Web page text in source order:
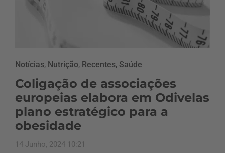
Notícias, Nutrição, Recentes, Saúde
Coligação de associações
europeias elabora em Odivelas
plano estratégico para a
obesidade
14 Junho, 2024 10:21